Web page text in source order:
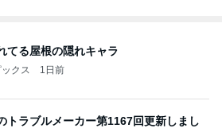
てる屋根の隠れキャラ
クス 1日前
トラブルメーカー第1167回更新しまし